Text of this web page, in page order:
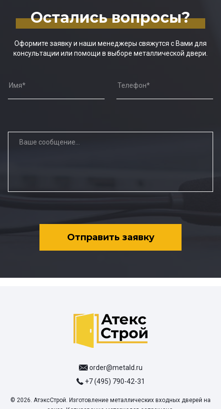
Остались вопросы?
Оформите заявку и наши менеджеры свяжутся с Вами для
консультации или помощи в выборе металлической двери.
Отправить заявку
order@metald.ru
+7 (495) 790-42-31
© 2026. АтэксСтрой. Изготовление металлических входных дверей на